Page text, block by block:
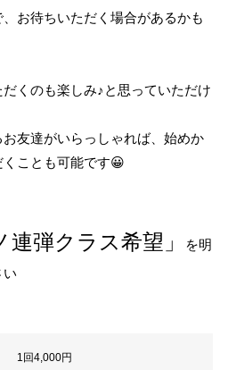
お待ちいただく場合があるかも
くのも楽しみ♪と思っていただけ
友達がいらっしゃれば、始めか
ことも可能です😀
連弾クラス希望」
を明
い
1回4,000円